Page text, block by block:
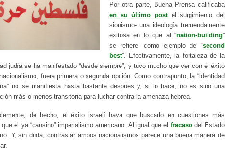
Por otra parte, Buena Prensa calificaba
en su último post el surgimiento del
sionismo- una ideología tremendamente
exitosa en lo que al “nation-building”
se refiere- como ejemplo de “second
best”. Efectivamente, la fortaleza de la
judía se ha manifestado “desde siempre”, y tuvo mucho que ver con el éxito
fuera primera o segunda opción. Como contrapunto, la “identidad
no se manifiesta hasta bastante después y, si lo hace, no es sino una
más o menos transitoria para luchar contra la amenaza hebrea.
de hecho, el éxito israelí haya que buscarlo en cuestiones más
el ya “cansino” imperialismo americano. Al igual que el fracasodel Estado
Y, sin duda, contrastar ambos nacionalismos parece una buena manera de